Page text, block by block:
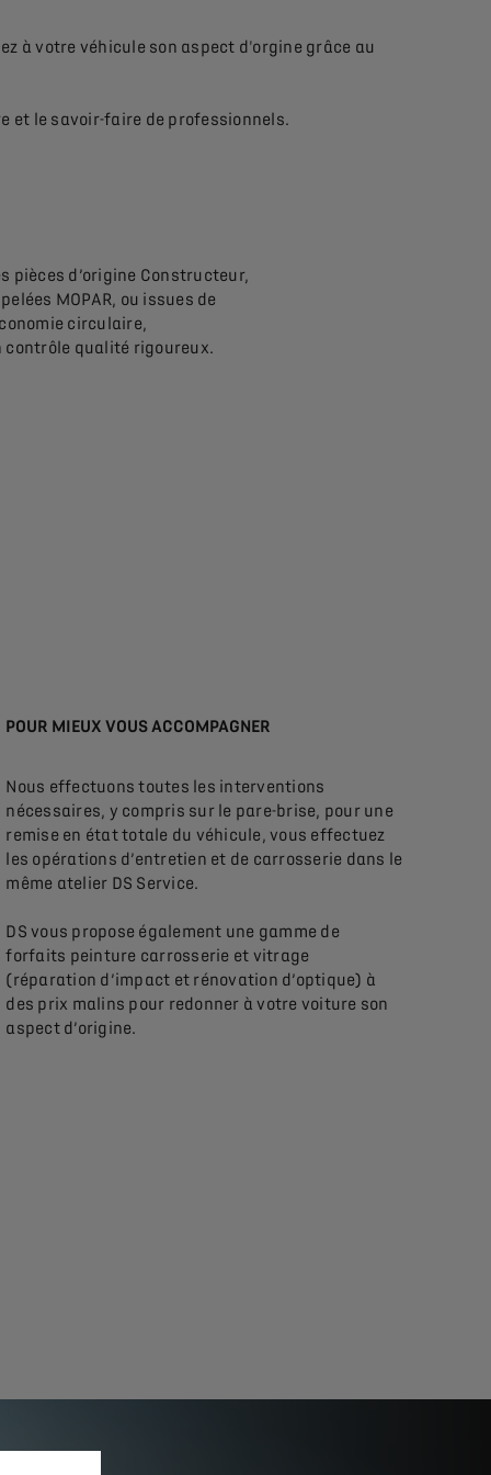
à votre véhicule son aspect d'orgine grâce au
et le savoir-faire de professionnels.
pièces d’origine Constructeur,
MOPAR, ou issues de
circulaire,
contrôle qualité rigoureux.
POUR MIEUX VOUS ACCOMPAGNER
Nous effectuons toutes les interventions
nécessaires, y compris sur le pare-brise, pour une
remise en état totale du véhicule, vous effectuez
les opérations d’entretien et de carrosserie dans le
même atelier DS Service.
DS vous propose également une gamme de
forfaits peinture carrosserie et vitrage
(réparation d’impact et rénovation d’optique) à
des prix malins pour redonner à votre voiture son
aspect d’origine.